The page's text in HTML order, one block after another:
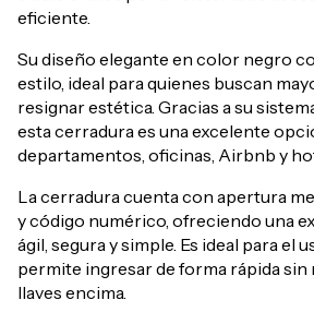
eficiente.
Su diseño elegante en color negro
estilo, ideal para quienes buscan
resignar estética. Gracias a su
esta cerradura es una excelente
departamentos, oficinas, Airbnb y
La cerradura cuenta con apertura
y código numérico, ofreciendo una
ágil, segura y simple. Es ideal para el
permite ingresar de forma rápida sin
llaves encima.